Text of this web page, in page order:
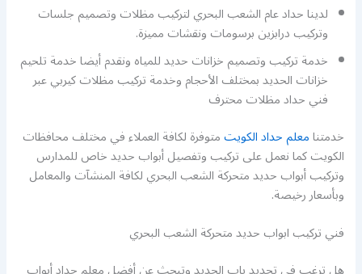
لدينا حداد عام الشعب البحري لتركيب مظلات وتصميم جلسات
وتركيب درابزين برسومات ونقشات مميزة.
خدمة تركيب وتصميم خزانات حديد للمياه ونقدم أيضا خدمة تلحيم
خزانات الحديد بمختلف الأحجام وخدمة تركيب مظلات كيربي عبر
فني حداد مظلات محترف
خدمتنامعلم حداد الكويتمتوفرة لكافة العملاء في مختلف محافظات
الكويت كما نعمل على تركيب وتفصيل أبواب حديد خاص للمدارس
وتركيب أبواب حديد متحركة الشعب البحري لكافة المنشآت والمعامل
وبأسعار رخيصة.
فني تركيب ابواب حديد متحركة الشعب البحري